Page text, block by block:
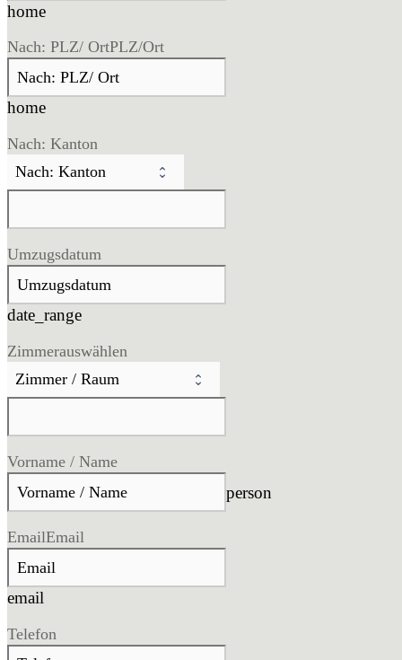
home
Nach: PLZ/ OrtPLZ/Ort
home
Nach: Kanton
Umzugsdatum
date_range
Zimmerauswählen
Vorname / Name
person
EmailEmail
email
Telefon